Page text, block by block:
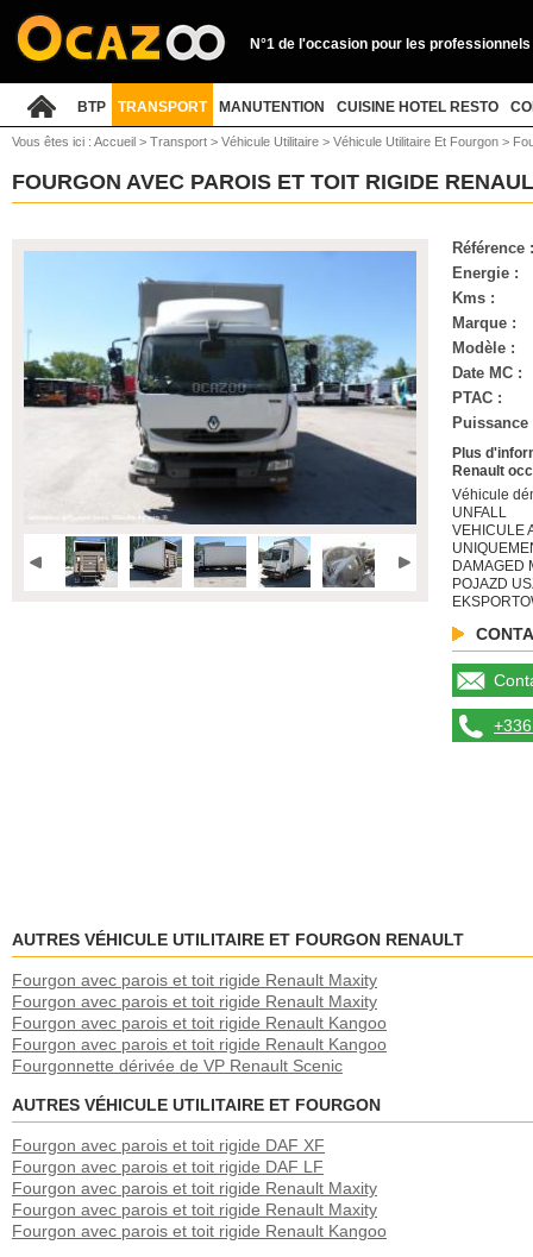
N°1 de l'occasion pour les professionnels
BTP TRANSPORT MANUTENTION CUISINE HOTEL RESTO
Vous êtes ici : Accueil > Transport > Véhicule Utilitaire > Véhicule Utilitaire Et Fourgon >
FOURGON AVEC PAROIS ET TOIT RIGIDE
Référence :
Energie :
Kms :
Marque :
Modèle :
Date MC :
PTAC :
Puissance
Plus
Renault
Véhicule
UNFALL
VEHICULE
DAMAGED
POJAZD
AUTRES VÉHICULE UTILITAIRE ET FOURGON RENAULT
Fourgon avec parois et toit rigide Renault Maxity
Fourgon avec parois et toit rigide Renault Maxity
Fourgon avec parois et toit rigide Renault Kangoo
Fourgon avec parois et toit rigide Renault Kangoo
Fourgonnette dérivée de VP Renault Scenic
AUTRES VÉHICULE UTILITAIRE ET FOURGON
Fourgon avec parois et toit rigide DAF XF
Fourgon avec parois et toit rigide DAF LF
Fourgon avec parois et toit rigide Renault Maxity
Fourgon avec parois et toit rigide Renault Maxity
Fourgon avec parois et toit rigide Renault Kangoo